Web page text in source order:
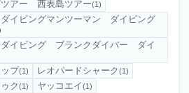
ツアー 西表島ツアー(1)
イビングマンツーマン ダイビング
イビング ブランクダイバー ダイ
プ(1) レオパードシャーク(1)
ク(1) ヤッコエイ(1)